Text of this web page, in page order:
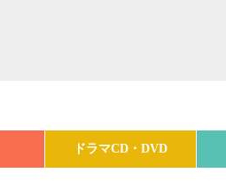
ドラマCD・DVD